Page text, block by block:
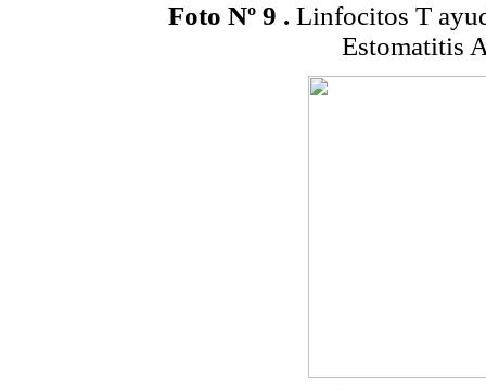
Foto Nº 9 . Linfocitos T
Estomatitis